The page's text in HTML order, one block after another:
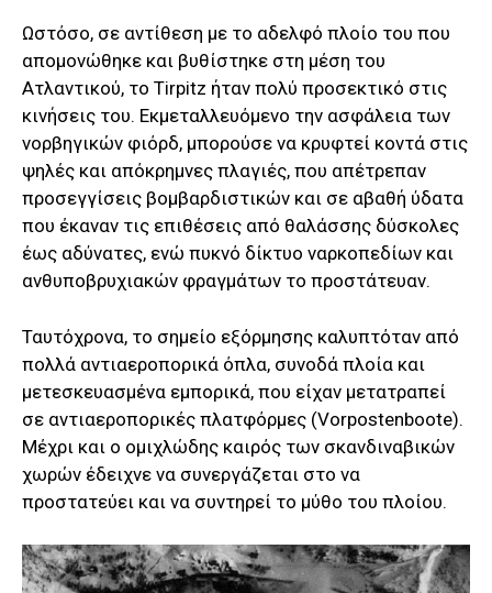
Ωστόσο, σε αντίθεση με το αδελφό πλοίο του που
απομονώθηκε και βυθίστηκε στη μέση του
Ατλαντικού, το Tirpitz ήταν πολύ προσεκτικό στις
κινήσεις του. Εκμεταλλευόμενο την ασφάλεια των
νορβηγικών φιόρδ, μπορούσε να κρυφτεί κοντά στις
ψηλές και απόκρημνες πλαγιές, που απέτρεπαν
προσεγγίσεις βομβαρδιστικών και σε αβαθή ύδατα
που έκαναν τις επιθέσεις από θαλάσσης δύσκολες
έως αδύνατες, ενώ πυκνό δίκτυο ναρκοπεδίων και
ανθυποβρυχιακών φραγμάτων το προστάτευαν.
Ταυτόχρονα, το σημείο εξόρμησης καλυπτόταν από
πολλά αντιαεροπορικά όπλα, συνοδά πλοία και
μετεσκευασμένα εμπορικά, που είχαν μετατραπεί
σε αντιαεροπορικές πλατφόρμες (Vorpostenboote).
Μέχρι και ο ομιχλώδης καιρός των σκανδιναβικών
χωρών έδειχνε να συνεργάζεται στο να
προστατεύει και να συντηρεί το μύθο του πλοίου.